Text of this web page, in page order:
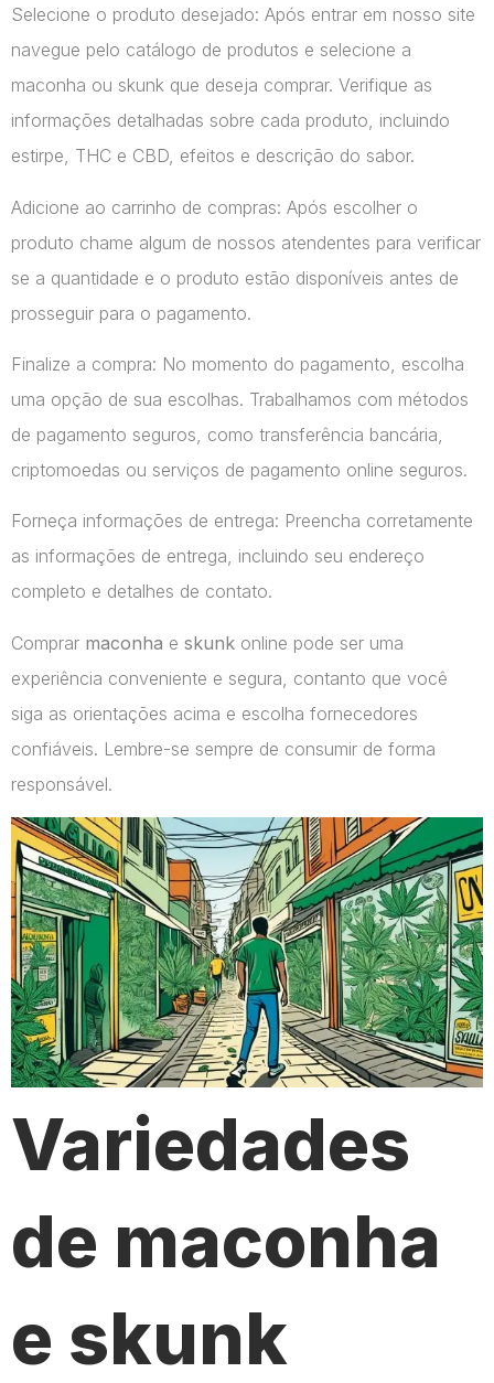
Selecione o produto desejado: Após entrar em nosso site
navegue pelo catálogo de produtos e selecione a
maconha ou skunk que deseja comprar. Verifique as
informações detalhadas sobre cada produto, incluindo
estirpe, THC e CBD, efeitos e descrição do sabor.
Adicione ao carrinho de compras: Após escolher o
produto chame algum de nossos atendentes para verificar
se a quantidade e o produto estão disponíveis antes de
prosseguir para o pagamento.
Finalize a compra: No momento do pagamento, escolha
uma opção de sua escolhas. Trabalhamos com métodos
de pagamento seguros, como transferência bancária,
criptomoedas ou serviços de pagamento online seguros.
Forneça informações de entrega: Preencha corretamente
as informações de entrega, incluindo seu endereço
completo e detalhes de contato.
Comprar maconha e skunk online pode ser uma
experiência conveniente e segura, contanto que você
siga as orientações acima e escolha fornecedores
confiáveis. Lembre-se sempre de consumir de forma
responsável.
Variedades
de maconha
e skunk